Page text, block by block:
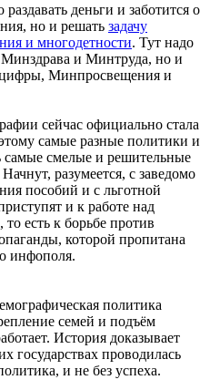
деньги и заботится о
но и решать задачу
и многодетности. Тут надо
Минздрава и Минтруда, но и
Минпросвещения и
сейчас официально стала
самые разные политики и
самые смелые и решительные
разумеется, с заведомо
пособий и с льготной
и к работе над
есть к борьбе против
которой пропитана
инфополя.
политика
семей и подъём
История доказывает
государствах проводилась
и не без успеха.